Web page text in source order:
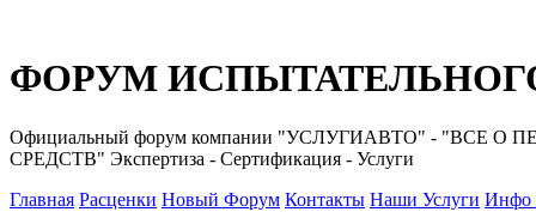
ФОРУМ
Официальный форум компании "УСЛУГИАВТО" -
СРЕДСТВ" Экспертиза - Сертификация - Услуги
Главная Расценки Новый Форум Контакты Наши Услуги Инфо